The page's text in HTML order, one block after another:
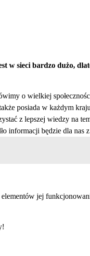
sieci bardzo dużo,
o wielkiej
posiada w każdym
z lepszej wiedzy na
informacji będzie dla nas
jej